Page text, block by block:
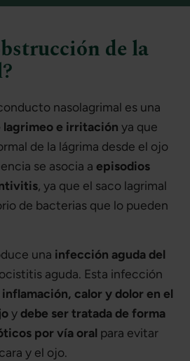
de la
nasolagrimal es una
lagrimeo e irritaciónya que
de la lágrima desde el ojo
se asocia aepisodios
, ya que el saco lagrimal
de bacterias que lo pueden
una infección aguda del
aguda. Esta infección
inflamación, calor y dolor en el
ydebe ser tratada de forma
por vía oral para evitar
y el ojo.